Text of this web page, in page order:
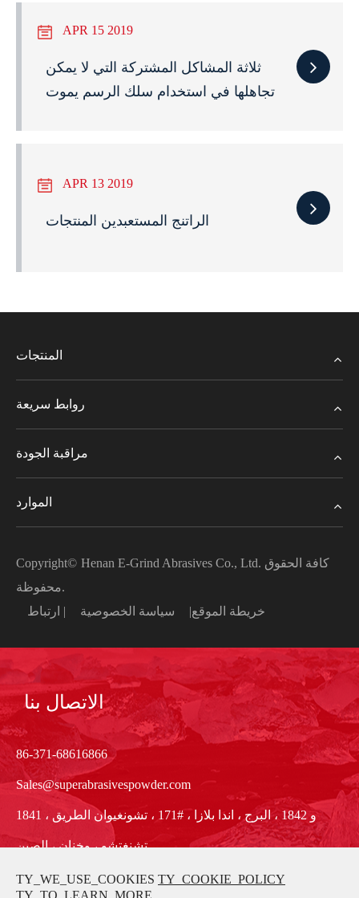
APR 15 2019
ثلاثة المشاكل المشتركة التي لا يمكن
تجاهلها في استخدام سلك الرسم يموت
APR 13 2019
الراتنج المستعبدين المنتجات
المنتجات
روابط سريعة
مراقبة الجودة
الموارد
Copyright© Henan E-Grind Abrasives Co., Ltd. كافة الحقوق
محفوظة.
خريطة الموقع| سياسة الخصوصية | ارتباط
الاتصال بنا
86-371-68616866
Sales@superabrasivespowder.com
1841 و 1842 ، البرج ، اندا بلازا ، #171 ، تشونغيوان الطريق ،
تشنغتشو ، وخنان ، الصين
TY_WE_USE_COOKIES TY_COOKIE_POLICY
TY_TO_LEARN_MORE